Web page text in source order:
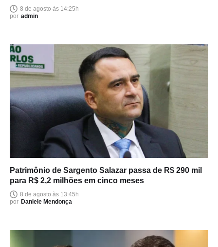
Senado
8 de agosto às 14:25h
por admin
Patrimônio de Sargento Salazar passa de R$ 290 mil
para R$ 2,2 milhões em cinco meses
8 de agosto às 13:45h
por Daniele Mendonça